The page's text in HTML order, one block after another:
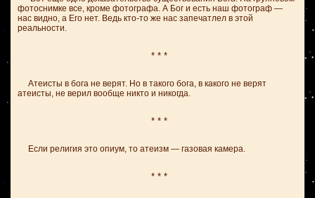
фотоснимке все, кроме фотографа. А Бог и есть наш фотограф —
нас видно, а Его нет. Ведь кто-то же нас запечатлел в этой
реальности.
* * *
Атеисты в бога не верят. Но в такого бога, в какого не верят
атеисты, не верил вообще никто и никогда.
* * *
Если религия это опиум, то атеизм — газовая камера.
* * *